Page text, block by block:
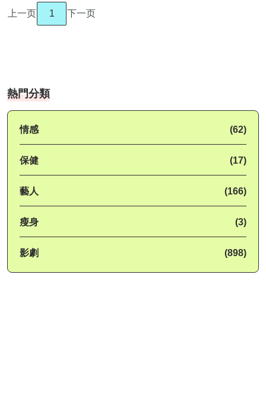
上一页 1 下一页
熱門分類
情感 (62)
保健 (17)
藝人 (166)
瘦身 (3)
影劇 (898)